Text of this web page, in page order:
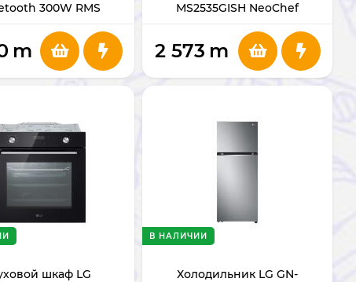
300W RMS
m
MS2535GISH NeoChef
2 573 m
шкаф LG
Холодильник LG GN-
В НАЛИЧИИ